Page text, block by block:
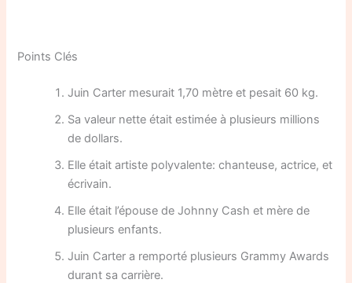
Points Clés
Juin Carter mesurait 1,70 mètre et pesait 60 kg.
Sa valeur nette était estimée à plusieurs millions
de dollars.
Elle était artiste polyvalente: chanteuse, actrice, et
écrivain.
Elle était l’épouse de Johnny Cash et mère de
plusieurs enfants.
Juin Carter a remporté plusieurs Grammy Awards
durant sa carrière.